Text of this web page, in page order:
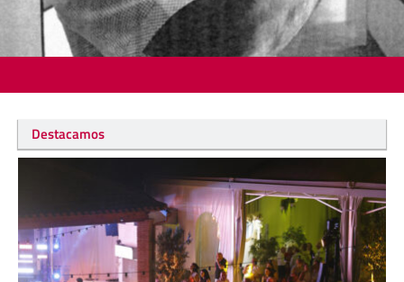
Destacamos